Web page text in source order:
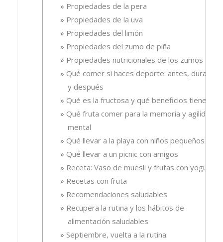
Propiedades de la pera
Propiedades de la uva
Propiedades del limón
Propiedades del zumo de piña
Propiedades nutricionales de los zumos
Qué comer si haces deporte: antes, durante
y después
Qué es la fructosa y qué beneficios tiene
Qué fruta comer para la memoria y agilidad
mental
Qué llevar a la playa con niños pequeños
Qué llevar a un picnic con amigos
Receta: Vaso de muesli y frutas con yogur.
Recetas con fruta
Recomendaciones saludables
Recupera la rutina y los hábitos de
alimentación saludables
Septiembre, vuelta a la rutina.